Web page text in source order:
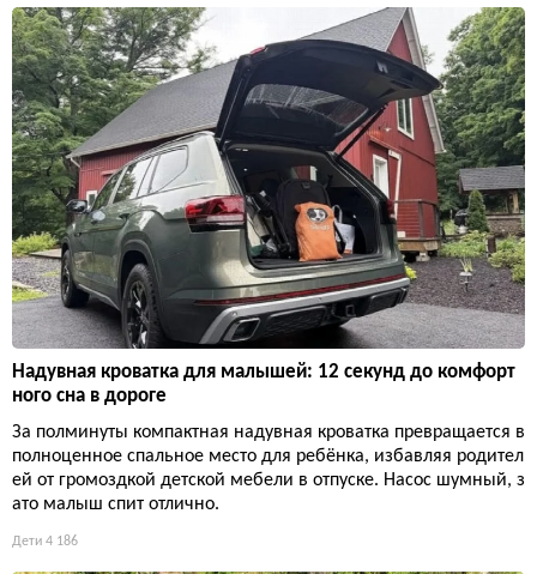
Надувная кроватка для малышей: 12 секунд до комфорт
ного сна в дороге
За полминуты компактная надувная кроватка превращается в
полноценное спальное место для ребёнка, избавляя родител
ей от громоздкой детской мебели в отпуске. Насос шумный, з
ато малыш спит отлично.
Дети 4 186